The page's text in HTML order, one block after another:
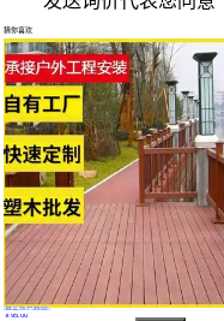
猜你喜欢
达吉木塑木地板厂家告诉您 塑木地板不只是防腐 还真省钱 无需养护
真实性已核验
￥95.00